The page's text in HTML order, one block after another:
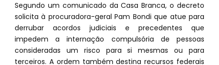
Segundo um comunicado da Casa Branca, o decreto
solicita à procuradora-geral Pam Bondi que atue para
derrubar acordos judiciais e precedentes que
impedem a internação compulsória de pessoas
consideradas um risco para si mesmas ou para
terceiros. A ordem também destina recursos federais